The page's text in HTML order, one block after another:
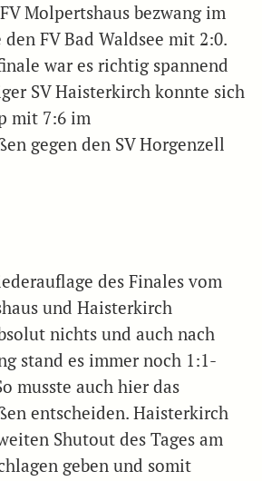
Molpertshaus bezwang im
FV Bad Waldsee mit 2:0.
war es richtig spannend
SV Haisterkirch konnte sich
mit 7:6 im
gegen den SV Horgenzell
des Finales vom
und Haisterkirch
nichts und auch nach
stand es immer noch 1:1-
musste auch hier das
entscheiden. Haisterkirch
Shutout des Tages am
geben und somit